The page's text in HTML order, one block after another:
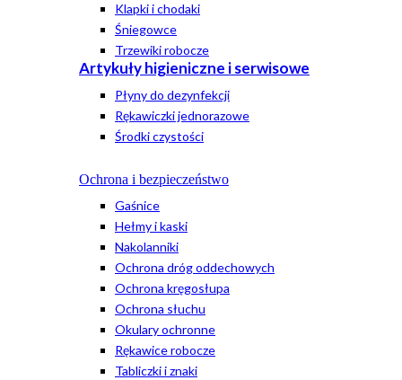
Klapki i chodaki
Śniegowce
Trzewiki robocze
Artykuły higieniczne i serwisowe
Płyny do dezynfekcji
Rękawiczki jednorazowe
Środki czystości
Ochrona i bezpieczeństwo
Gaśnice
Hełmy i kaski
Nakolanniki
Ochrona dróg oddechowych
Ochrona kręgosłupa
Ochrona słuchu
Okulary ochronne
Rękawice robocze
Tabliczki i znaki